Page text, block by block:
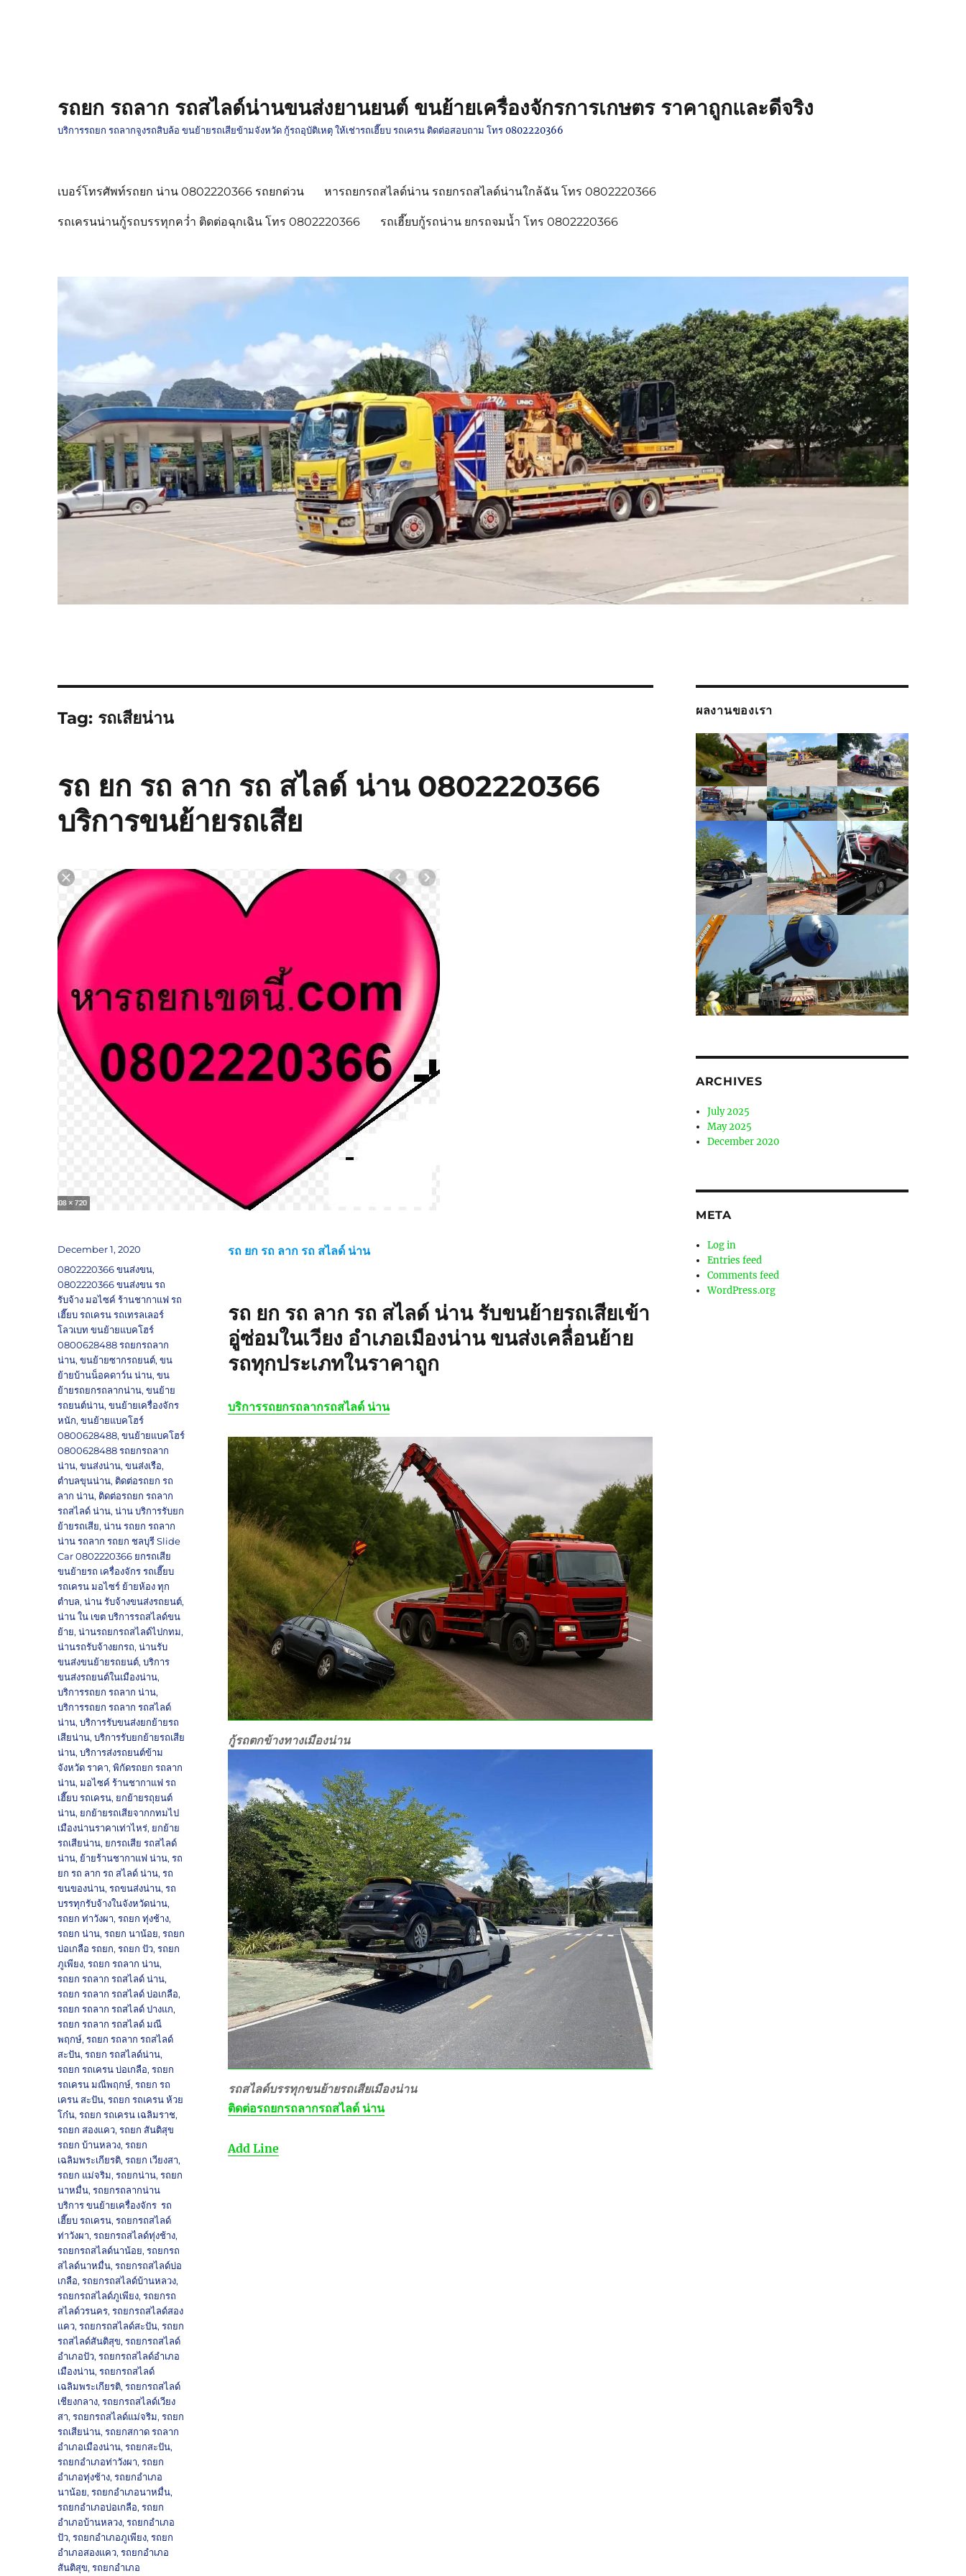
รถยก รถลาก รถสไลด์น่านขนส่งยานยนต์ ขนย้ายเครื่องจักรการเกษตร ราคาถูกและดีจริง
บริการรถยก รถลากจูงรถสิบล้อ ขนย้ายรถเสียข้ามจังหวัด กู้รถอุบัติเหตุ ให้เช่ารถเฮี๊ยบ รถเครน ติดต่อสอบถาม โทร 0802220366
เบอร์โทรศัพท์รถยก น่าน 0802220366 รถยกด่วน หารถยกรถสไลด์น่าน รถยกรถสไลด์น่านใกล้ฉัน โทร 0802220366
รถเครนน่านกู้รถบรรทุกคว่ำ ติดต่อฉุกเฉิน โทร 0802220366 รถเฮี๊ยบกู้รถน่าน ยกรถจมน้ำ โทร 0802220366
Tag: รถเสียน่าน
รถ ยก รถ ลาก รถ สไลด์ น่าน 0802220366
บริการขนย้ายรถเสีย
รถ ยก รถ ลาก รถ สไลด์ น่าน
รถ ยก รถ ลาก รถ สไลด์ น่านรับขนย้ายรถเสียเข้า
อู่ซ่อมในเวียง อำเภอเมืองน่าน ขนส่งเคลื่อนย้าย
รถทุกประเภทในราคาถูก
บริการรถยกรถลากรถสไลด์ น่าน
กู้รถตกข้างทางเมืองน่าน
รถสไลด์บรรทุกขนย้ายรถเสียเมืองน่าน
ติดต่อรถยกรถลากรถสไลด์ น่าน
Add Line
Posted
on
December 1, 2020
Tags
0802220366 ขนส่งขน,
0802220366 ขนส่งขน รถ
รับจ้าง มอไซค์ ร้านชากาแฟ รถ
เฮี๊ยบ รถเครน รถเทรลเลอร์
โลวเบท ขนย้ายแบคโฮร์
0800628488 รถยกรถลาก
น่าน,ขนย้ายซากรถยนต์,ขน
ย้ายบ้านน็อคดาว์น น่าน,ขน
ย้ายรถยกรถลากน่าน,ขนย้าย
รถยนต์น่าน,ขนย้ายเครื่องจักร
หนัก,ขนย้ายแบคโฮร์
0800628488,ขนย้ายแบคโฮร์
0800628488 รถยกรถลาก
น่าน,ขนส่งน่าน,ขนส่งเรือ,
ตำบลขุนน่าน, ติดต่อรถยก รถ
ลาก น่าน, ติดต่อรถยก รถลาก
รถสไลด์ น่าน,น่าน บริการรับยก
ย้ายรถเสีย,น่าน รถยก รถลาก
น่าน รถลาก รถยก ชลบุรี Slide
Car 0802220366 ยกรถเสีย
ขนย้ายรถ เครื่องจักร รถเฮี๊ยบ
รถเครน มอไซร์ ย้ายห้อง ทุก
ตำบล,น่าน รับจ้างขนส่งรถยนต์,
น่าน ใน เขต บริการรถสไลด์ขน
ย้าย,น่านรถยกรถสไลด์ไปกทม,
น่านรถรับจ้างยกรถ,น่านรับ
ขนส่งขนย้ายรถยนต์,บริการ
ขนส่งรถยนต์ในเมืองน่าน,
บริการรถยก รถลาก น่าน,
บริการรถยก รถลาก รถสไลด์
น่าน,บริการรับขนส่งยกย้ายรถ
เสียน่าน,บริการรับยกย้ายรถเสีย
น่าน,บริการส่งรถยนต์ข้าม
จังหวัด ราคา,พิกัดรถยก รถลาก
น่าน,มอไซค์ ร้านชากาแฟ รถ
เฮี๊ยบ รถเครน, ยกย้ายรถุยนต์
น่าน, ยกย้ายรถเสียจากกทมไป
เมืองน่านราคาเท่าไหร่, ยกย้าย
รถเสียน่าน, ยกรถเสีย รถสไลด์
น่าน, ย้ายร้านชากาแฟ น่าน,รถ
ยก รถ ลาก รถ สไลด์ น่าน,รถ
ขนของน่าน,รถขนส่งน่าน,รถ
บรรทุกรับจ้างในจังหวัดน่าน,
รถยก ท่าวังผา,รถยก ทุ่งช้าง,
รถยก น่าน,รถยก นาน้อย,รถยก
บ่อเกลือ รถยก,รถยก ปัว,รถยก
ภูเพียง,รถยก รถลาก น่าน,
รถยก รถลาก รถสไลด์ น่าน,
รถยก รถลาก รถสไลด์ บ่อเกลือ,
รถยก รถลาก รถสไลด์ ปางแก,
รถยก รถลาก รถสไลด์ มณี
พฤกษ์,รถยก รถลาก รถสไลด์
สะปัน,รถยก รถสไลด์น่าน,
รถยก รถเครน บ่อเกลือ,รถยก
รถเครน มณีพฤกษ์,รถยก รถ
เครน สะปัน,รถยก รถเครน ห้วย
โก๋น,รถยก รถเครน เฉลิมราช,
รถยก สองแคว,รถยก สันติสุข
รถยก บ้านหลวง,รถยก
เฉลิมพระเกียรติ,รถยก เวียงสา,
รถยก แม่จริม,รถยกน่าน,รถยก
นาหมื่น,รถยกรถลากน่าน
บริการ ขนย้ายเครื่องจักร รถ
เฮี๊ยบ รถเครน,รถยกรถสไลด์
ท่าวังผา,รถยกรถสไลด์ทุ่งช้าง,
รถยกรถสไลด์นาน้อย,รถยกรถ
สไลด์นาหมื่น,รถยกรถสไลด์บ่อ
เกลือ,รถยกรถสไลด์บ้านหลวง,
รถยกรถสไลด์ภูเพียง,รถยกรถ
สไลด์วรนคร,รถยกรถสไลด์สอง
แคว,รถยกรถสไลด์สะปัน,รถยก
รถสไลด์สันติสุข,รถยกรถสไลด์
อำเภอปัว,รถยกรถสไลด์อำเภอ
เมืองน่าน,รถยกรถสไลด์
เฉลิมพระเกียรติ,รถยกรถสไลด์
เชียงกลาง,รถยกรถสไลด์เวียง
สา,รถยกรถสไลด์แม่จริม,รถยก
รถเสียน่าน,รถยกสกาด รถลาก
อำเภอเมืองน่าน,รถยกสะปัน,
รถยกอำเภอท่าวังผา,รถยก
อำเภอทุ่งช้าง,รถยกอำเภอ
นาน้อย,รถยกอำเภอนาหมื่น,
รถยกอำเภอบ่อเกลือ,รถยก
อำเภอบ้านหลวง,รถยกอำเภอ
ปัว,รถยกอำเภอภูเพียง,รถยก
อำเภอสองแคว,รถยกอำเภอ
สันติสุข,รถยกอำเภอ
ผลงานของเรา
ARCHIVES
July 2025
May 2025
December 2020
META
Log in
Entries feed
Comments feed
WordPress.org